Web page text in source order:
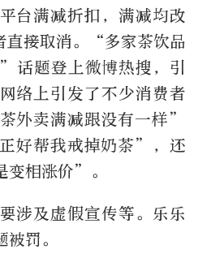
台满减折扣，满减均改
接取消。“多家茶饮品
话题登上微博热搜，引
络上引发了不少消费者
外卖满减跟没有一样”
好帮我戒掉奶茶”，还
变相涨价”。
涉及虚假宣传等。乐乐
罚。